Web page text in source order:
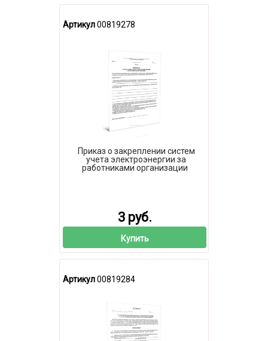
Артикул00819278
Приказ о закреплении систем
учета электроэнергии за
работниками организации
3 руб.
Купить
Артикул00819284